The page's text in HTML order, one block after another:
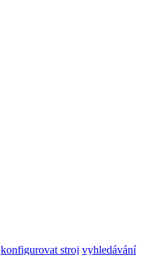
konfigurovat stroj vyhledávání